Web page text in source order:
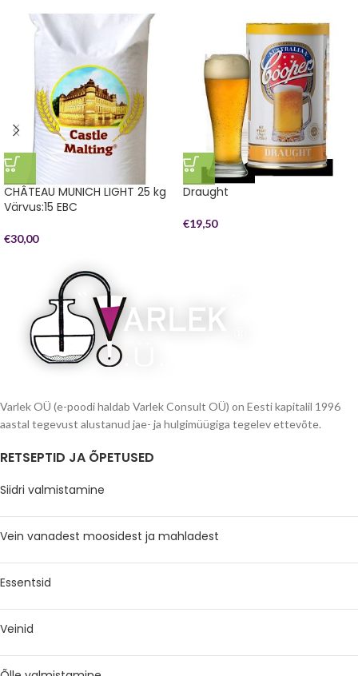
CHÂTEAU MUNICH LIGHT 25 kg
Värvus:15 EBC
€30,00
Draught
€19,50
Varlek OÜ (e-poodi haldab Varlek Consult OÜ) on Eesti kapitalil 1996
aastal tegevust alustanud jae- ja hulgimüügiga tegelev ettevõte.
RETSEPTID JA ÕPETUSED
Siidri valmistamine
Vein vanadest moosidest ja mahladest
Essentsid
Veinid